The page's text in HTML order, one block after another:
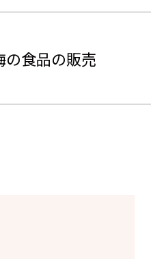
の食品の販売